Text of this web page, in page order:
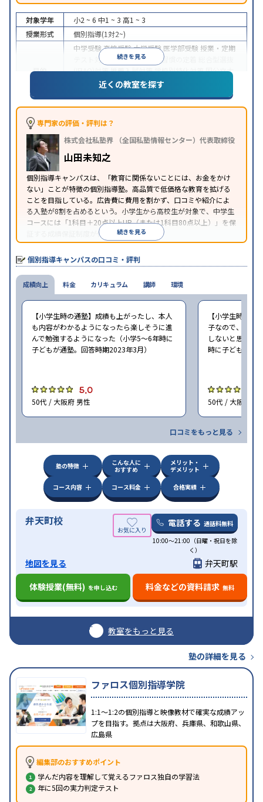
続きを見る
対象学年 小2 ~ 6 中1 ~ 3 高1 ~ 3
授業形式
個別指導(1対2~)
目的
中学受験高校受験大学受験 医学部受験 授業・定期
テスト対策
内申点対策 学習習慣の定着
(旧AO)対策推薦入試対策学校別特化対策国公立大
私大対策共通テスト対策
特徴
中高一貫校生に対応成績保証制度あり授業の振替
可能不登校生に対応
のみの受講可
※2023年3月調査。小学校高学年の個別指導塾アンケート調査方法を参
近くの教室を探す
専門家の評価・評判は？
株式会社私塾界 （全国私塾情報センター）代表取締役
山田未知之
個別指導キャンパスは、「教育に関係ないことには、お金をかけ
ない」ことが特徴の個別指導塾。高品質で低価格な教育を拡げる
ことを目指している。広告費に費用を割かず、口コミや紹介によ
る入塾が8割を占めるという。小学生から高校生が対象で、中学生
コースには「1科目＋20点以上UP（または1科目80点以上）」を保
証する成績保証制度が付帯している。
続きを見る
個別指導キャンパスの口コミ・評判
成績向上
【小学生時の通塾】成績も上がったし、本人
も内容がわかるようになったら楽しそうに進
んで勉強するようになった（小学5〜6年時に
子どもが通塾。回答時期2023年3月）
5.0
50代 / 大阪府 男性
【小学生時の通
子なので、せめ
しないと思った
時に子どもが通
50代 / 大阪府 男
口コミをもっと見る
料金 カリキュラム 講師 環境
塾の特徴
こんな人に
おすすめ
メリット・
デメリット
コース内容
コース料金 合格実績
弁天町校 電話する 通話料無料
10:00～21:00（日曜・祝日を除
く）
地図を見る
弁天町駅
体験授業(無料) を申し込む 料金などの資料請求 無料
教室をもっと見る
塾の詳細を見る
ファロス個別指導学院
1:1〜1:2の個別指導と映像教材で確実な成績アッ
プを目指す。拠点は大阪府、兵庫県、和歌山県、
広島県
編集部のおすすめポイント
学んだ内容を理解して覚えるファロス独自の学習法
年に5回の実力判定テスト